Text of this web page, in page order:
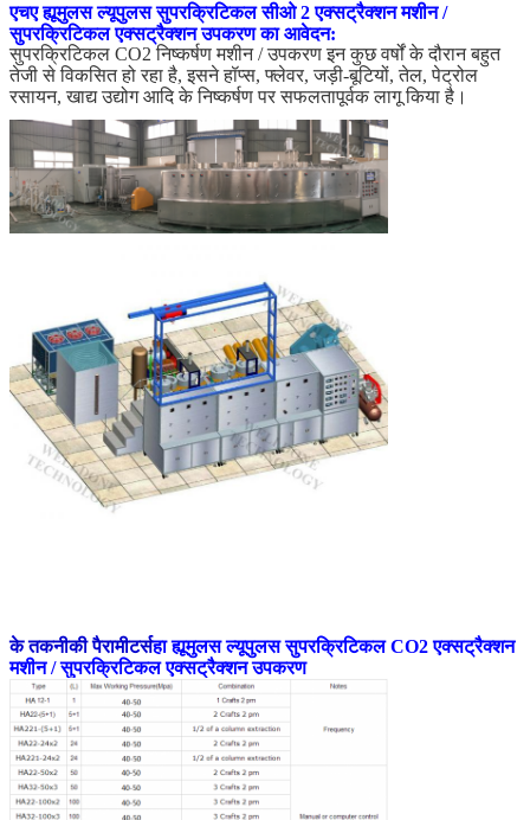
एचए ह्यूमुलस ल्यूपुलस सुपरक्रिटिकल सीओ 2 एक्सट्रैक्शन मशीन /
सुपरक्रिटिकल एक्सट्रैक्शन उपकरण का आवेदन:
सुपरक्रिटिकल CO2 निष्कर्षण मशीन / उपकरण इन कुछ वर्षों के दौरान बहुत
तेजी से विकसित हो रहा है, इसने हॉप्स, फ्लेवर, जड़ी-बूटियों, तेल, पेट्रोल
रसायन, खाद्य उद्योग आदि के निष्कर्षण पर सफलतापूर्वक लागू किया है।
के तकनीकी पैरामीटर्सहा ह्यूमुलस ल्यूपुलस सुपरक्रिटिकल CO2 एक्सट्रैक्शन
मशीन / सुपरक्रिटिकल एक्सट्रैक्शन उपकरण